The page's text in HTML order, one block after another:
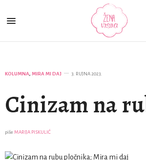
KOLUMNA, MIRA MI DAJ 3. RUJNA 2023.
Cinizam na
piše MARIJA PISKULIĆ